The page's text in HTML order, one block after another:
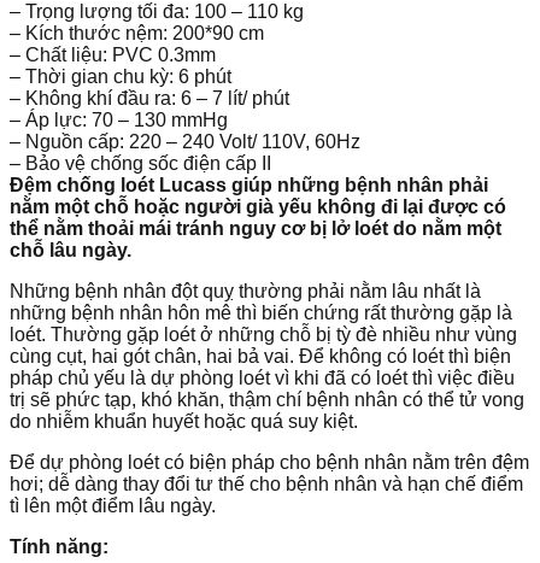
– Trọng lượng tối đa: 100 – 110 kg
– Kích thước nệm: 200*90 cm
– Chất liệu: PVC 0.3mm
– Thời gian chu kỳ: 6 phút
– Không khí đầu ra: 6 – 7 lít/ phút
– Áp lực: 70 – 130 mmHg
– Nguồn cấp: 220 – 240 Volt/ 110V, 60Hz
– Bảo vệ chống sốc điện cấp II
Đệm chống loét Lucass giúp những bệnh nhân phải
nằm một chỗ hoặc người già yếu không đi lại được có
thể nằm thoải mái tránh nguy cơ bị lở loét do nằm một
chỗ lâu ngày.
Những bệnh nhân đột quỵ thường phải nằm lâu nhất là
những bệnh nhân hôn mê thì biến chứng rất thường gặp là
loét. Thường gặp loét ở những chỗ bị tỳ đè nhiều như vùng
cùng cụt, hai gót chân, hai bả vai. Để không có loét thì biện
pháp chủ yếu là dự phòng loét vì khi đã có loét thì việc điều
trị sẽ phức tạp, khó khăn, thậm chí bệnh nhân có thể tử vong
do nhiễm khuẩn huyết hoặc quá suy kiệt.
Để dự phòng loét có biện pháp cho bệnh nhân nằm trên đệm
hơi; dễ dàng thay đổi tư thế cho bệnh nhân và hạn chế điểm
tì lên một điểm lâu ngày.
Tính năng: